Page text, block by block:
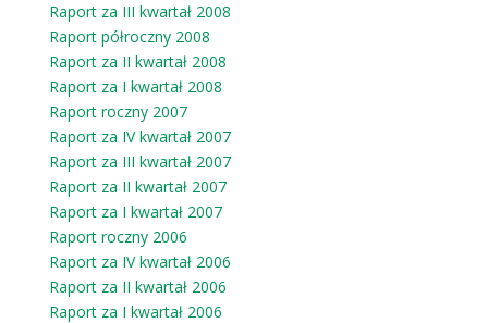
Raport za III kwartał 2008
Raport półroczny 2008
Raport za II kwartał 2008
Raport za I kwartał 2008
Raport roczny 2007
Raport za IV kwartał 2007
Raport za III kwartał 2007
Raport za II kwartał 2007
Raport za I kwartał 2007
Raport roczny 2006
Raport za IV kwartał 2006
Raport za II kwartał 2006
Raport za I kwartał 2006